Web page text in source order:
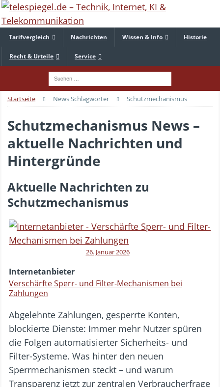
Tarifvergleich Nachrichten Wissen & Info Historie
Recht & Urteile Service
Startseite News Schlagwörter Schutzmechanismus
Schutzmechanismus News –
aktuelle Nachrichten und
Hintergründe
Aktuelle Nachrichten zu
Schutzmechanismus
26. Januar 2026
Internetanbieter
Verschärfte Sperr- und Filter-Mechanismen bei
Zahlungen
Abgelehnte Zahlungen, gesperrte Konten,
blockierte Dienste: Immer mehr Nutzer spüren
die Folgen automatisierter Sicherheits- und
Filter-Systeme. Was hinter den neuen
Sperrmechanismen steckt – und warum
Transparenz jetzt zur zentralen Verbraucherfrage